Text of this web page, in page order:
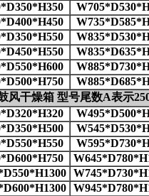
风干燥箱 型号尾数A表示